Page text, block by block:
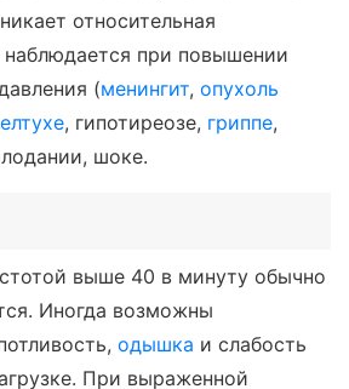
относительная
при повышении
(менингит, опухоль
, гипотиреозе, гриппе,
шоке.
выше 40 в минуту обычно
Иногда возможны
одышка и слабость
При выраженной